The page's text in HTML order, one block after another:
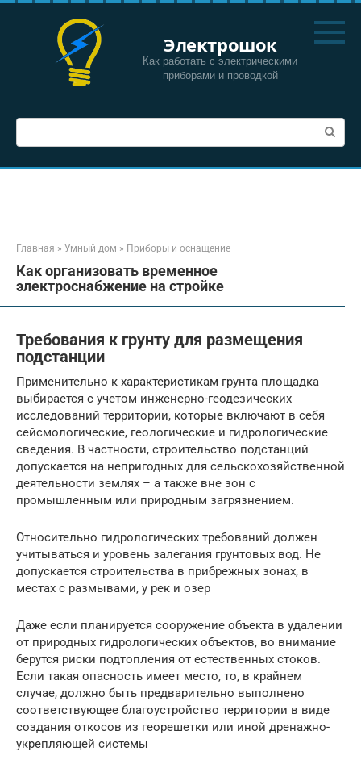
Перейти
Электрошок
Как работать с электрическими
приборами и проводкой
Поиск:
Главная » Умный дом » Приборы и оснащение
Как организовать временное
электроснабжение на стройке
Требования к грунту для размещения
подстанции
Применительно к характеристикам грунта площадка
выбирается с учетом инженерно-геодезических
исследований территории, которые включают в себя
сейсмологические, геологические и гидрологические
сведения. В частности, строительство подстанций
допускается на непригодных для сельскохозяйственной
деятельности землях – а также вне зон с
промышленным или природным загрязнением.
Относительно гидрологических требований должен
учитываться и уровень залегания грунтовых вод. Не
допускается строительства в прибрежных зонах, в
местах с размывами, у рек и озер
Даже если планируется сооружение объекта в удалении
от природных гидрологических объектов, во внимание
берутся риски подтопления от естественных стоков.
Если такая опасность имеет место, то, в крайнем
случае, должно быть предварительно выполнено
соответствующее благоустройство территории в виде
создания откосов из георешетки или иной дренажно-
укрепляющей системы